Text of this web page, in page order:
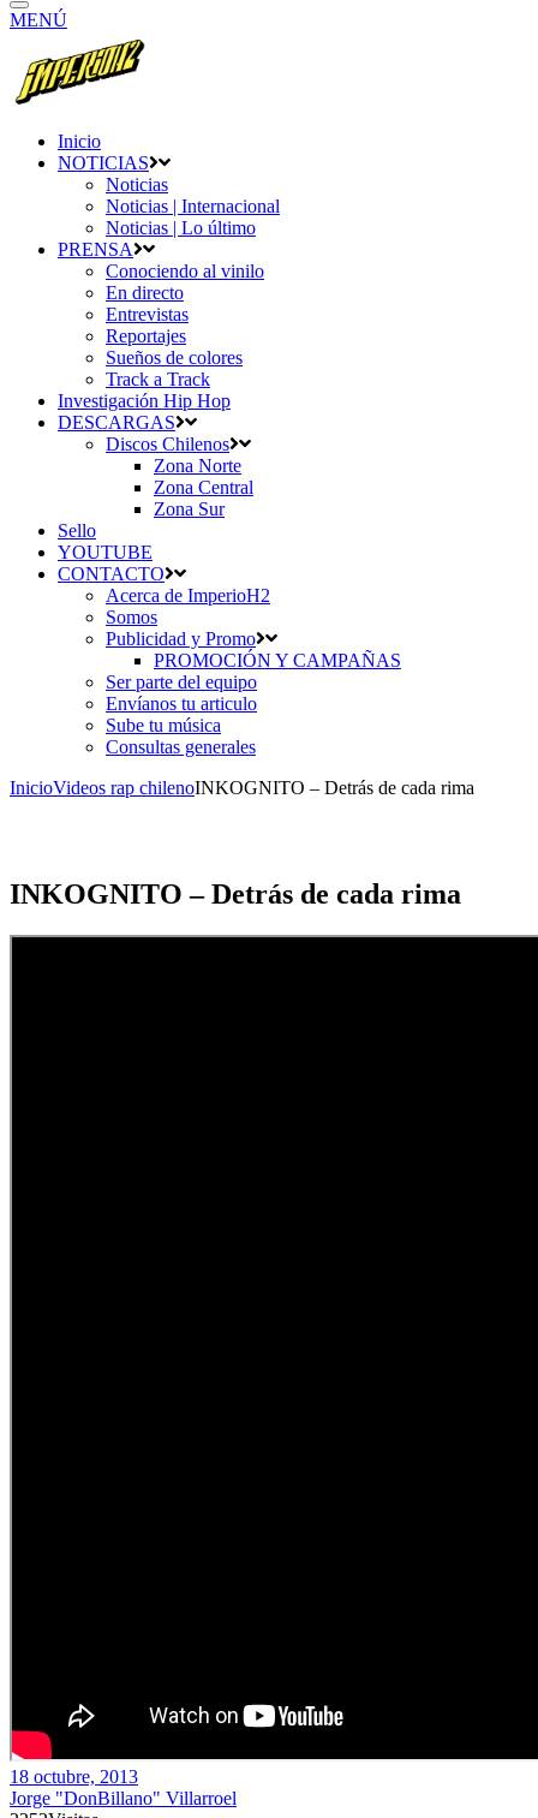
MENÚ
Inicio
NOTICIAS
Noticias
Noticias | Internacional
Noticias | Lo último
PRENSA
Conociendo al vinilo
En directo
Entrevistas
Reportajes
Sueños de colores
Track a Track
Investigación Hip Hop
DESCARGAS
Discos Chilenos
Zona Norte
Zona Central
Zona Sur
Sello
YOUTUBE
CONTACTO
Acerca de ImperioH2
Somos
Publicidad y Promo
PROMOCIÓN Y CAMPAÑAS
Ser parte del equipo
Envíanos tu articulo
Sube tu música
Consultas generales
InicioVideos rap chilenoINKOGNITO – Detrás de cada rima
INKOGNITO – Detrás de cada rima
18 octubre, 2013
Jorge "DonBillano" Villarroel